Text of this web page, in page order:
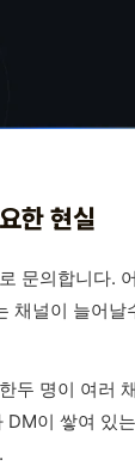
한 현실
문의합니다.
채널이 늘어
두 명이 여러
DM이 쌓여 있